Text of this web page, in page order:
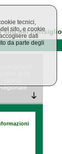
sito del consiglio
tecnici,
sito, e cookie
dati
da parte degli